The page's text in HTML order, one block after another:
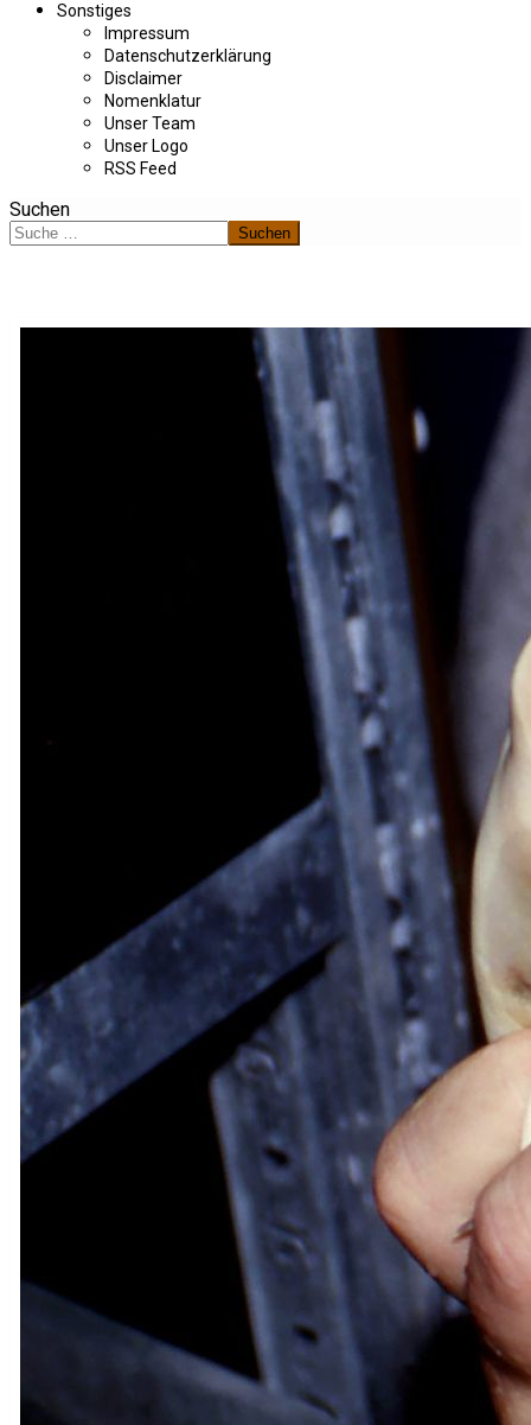
Sonstiges
Impressum
Datenschutzerklärung
Disclaimer
Nomenklatur
Unser Team
Unser Logo
RSS Feed
Suchen
Suchen